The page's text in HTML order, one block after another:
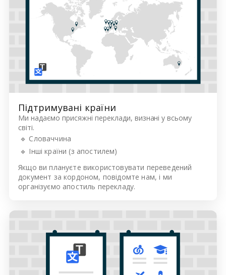
Підтримувані країни
Ми надаємо присяжні переклади, визнані у всьому
світі.
🔹 Словаччина
🔹 Інші країни (з апостилем)
Якщо ви плануєте використовувати переведений
документ за кордоном, повідомте нам, і ми
організуємо апостиль перекладу.